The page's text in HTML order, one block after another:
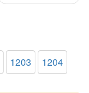
1203 1204